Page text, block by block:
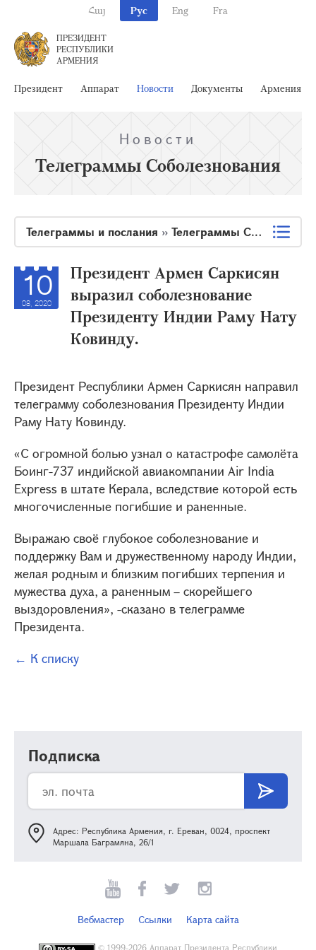
Հայ Рус Eng Fra
ПРЕЗИДЕНТ
РЕСПУБЛИКИ
АРМЕНИЯ
Президент Аппарат Новости Документы Армения
Новости
Телеграммы Соболезнования
Телеграммы и послания » Телеграммы Соболезнования
10
08, 2020
Президент Армен Саркисян
выразил соболезнование
Президенту Индии Раму Нату
Ковинду.
Президент Республики Армен Саркисян направил
телеграмму соболезнования Президенту Индии
Раму Нату Ковинду.
«С огромной болью узнал о катастрофе самолёта
Боинг-737 индийской авиакомпании Air India
Express в штате Керала, вследствие которой есть
многочисленные погибшие и раненные.
Выражаю своё глубокое соболезнование и
поддержку Вам и дружественному народу Индии,
желая родным и близким погибших терпения и
мужества духа, а раненным – скорейшего
выздоровления», -сказано в телеграмме
Президента.
← К списку
Подписка
Адрес: Республика Армения, г. Ереван, 0024, проспект
Маршала Баграмяна, 26/1
Вебмастер Ссылки Карта сайта
© 1999-2026 Аппарат Президента Республики